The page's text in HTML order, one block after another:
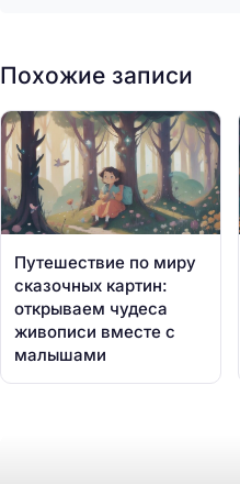
Похожие записи
Путешествие по миру
сказочных картин:
открываем чудеса
живописи вместе с
малышами